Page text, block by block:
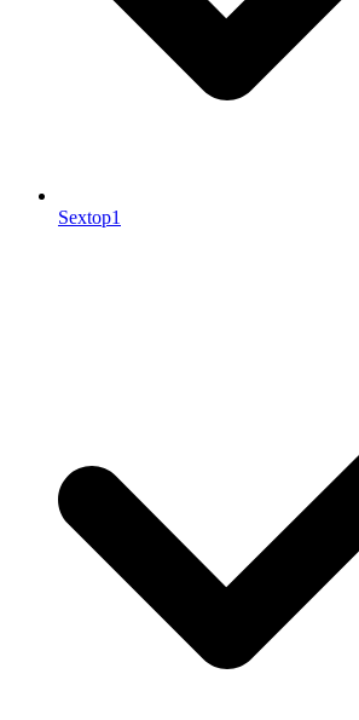
Sextop1